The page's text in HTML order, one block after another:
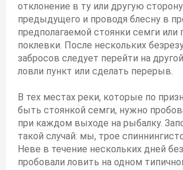
отклонение в ту или другую
предыдущего и проводя блесну в
предполагаемой стоянки семги
поклевки. После нескольких
забросов следует перейти на
ловли пункт или сделать перерыв.
В тех местах реки, которые по
быть стоянкой семги, нужно
при каждом выходе на рыбалку.
такой случай: мы, трое
Неве в течение нескольких дней
пробовали ловить на одном